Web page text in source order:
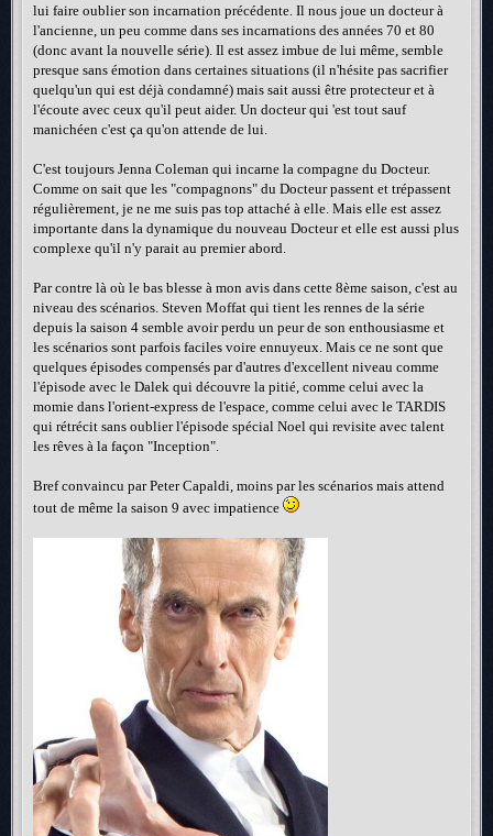
lui faire oublier son incarnation précédente. Il nous joue un docteur à
l'ancienne, un peu comme dans ses incarnations des années 70 et 80
(donc avant la nouvelle série). Il est assez imbue de lui même, semble
presque sans émotion dans certaines situations (il n'hésite pas sacrifier
quelqu'un qui est déjà condamné) mais sait aussi être protecteur et à
l'écoute avec ceux qu'il peut aider. Un docteur qui 'est tout sauf
manichéen c'est ça qu'on attende de lui.
C'est toujours Jenna Coleman qui incarne la compagne du Docteur.
Comme on sait que les "compagnons" du Docteur passent et trépassent
régulièrement, je ne me suis pas top attaché à elle. Mais elle est assez
importante dans la dynamique du nouveau Docteur et elle est aussi plus
complexe qu'il n'y parait au premier abord.
Par contre là où le bas blesse à mon avis dans cette 8ème saison, c'est au
niveau des scénarios. Steven Moffat qui tient les rennes de la série
depuis la saison 4 semble avoir perdu un peur de son enthousiasme et
les scénarios sont parfois faciles voire ennuyeux. Mais ce ne sont que
quelques épisodes compensés par d'autres d'excellent niveau comme
l'épisode avec le Dalek qui découvre la pitié, comme celui avec la
momie dans l'orient-express de l'espace, comme celui avec le TARDIS
qui rétrécit sans oublier l'épisode spécial Noel qui revisite avec talent
les rêves à la façon "Inception".
Bref convaincu par Peter Capaldi, moins par les scénarios mais attend
tout de même la saison 9 avec impatience